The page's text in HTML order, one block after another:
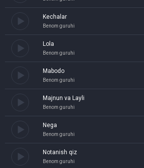
Kechalar
Benom guruhi
Lola
Benom guruhi
Mabodo
Benom guruhi
Majnun va Layli
Benom guruhi
Nega
Benom guruhi
Notanish qiz
Benom guruhi